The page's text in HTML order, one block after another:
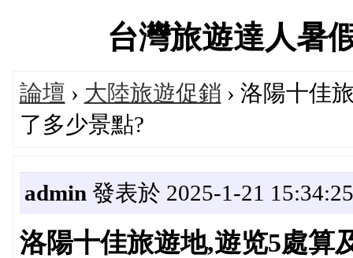
台灣旅遊達人暑
論壇 › 大陸旅遊促銷 › 洛陽十佳
了多少景點?
admin 發表於 2025-1-21 15:34:25
洛陽十佳旅遊地,遊览5處算